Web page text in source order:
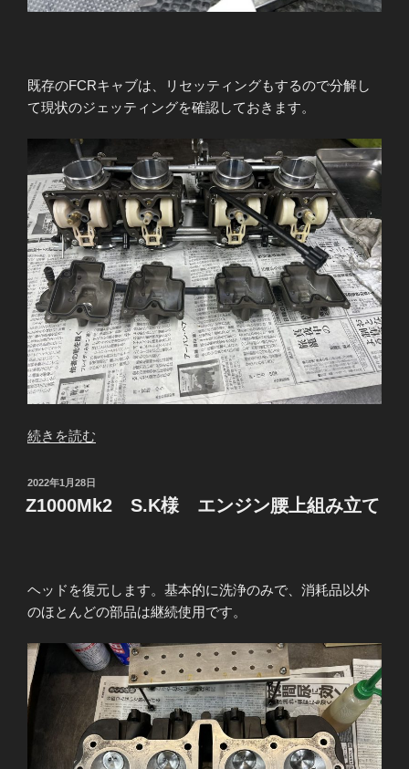
既存のFCRキャブは、リセッティングもするので分解し
て現状のジェッティングを確認しておきます。
“Z1000Mk2
様
キ
ジ
ェ
テ
ィ
ン
続きを読む
投
稿
日:
2022年1月28日
Z1000Mk2 S.K様 エンジン腰上組み立て
ヘッドを復元します。基本的に洗浄のみで、消耗品以外
のほとんどの部品は継続使用です。